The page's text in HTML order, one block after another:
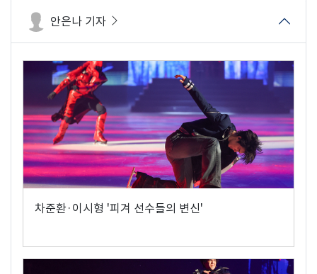
안은나 기자
차준환·이시형 '피겨 선수들의 변신'